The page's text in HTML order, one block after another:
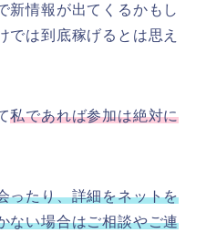
新情報が出てくるかもし
では到底稼げるとは思え
私であれば参加は絶対に
ったり、詳細をネットを
ない場合はご相談やご連